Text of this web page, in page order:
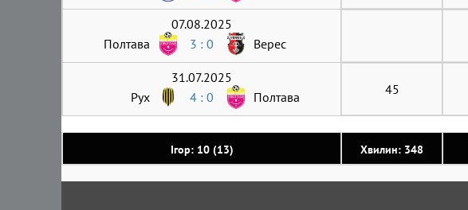
Ігор: 10 (13) Хвилин: 348
07.08.2025
Полтава
3 : 0 Верес
31.07.2025
Рух
4 : 0 Полтава 45